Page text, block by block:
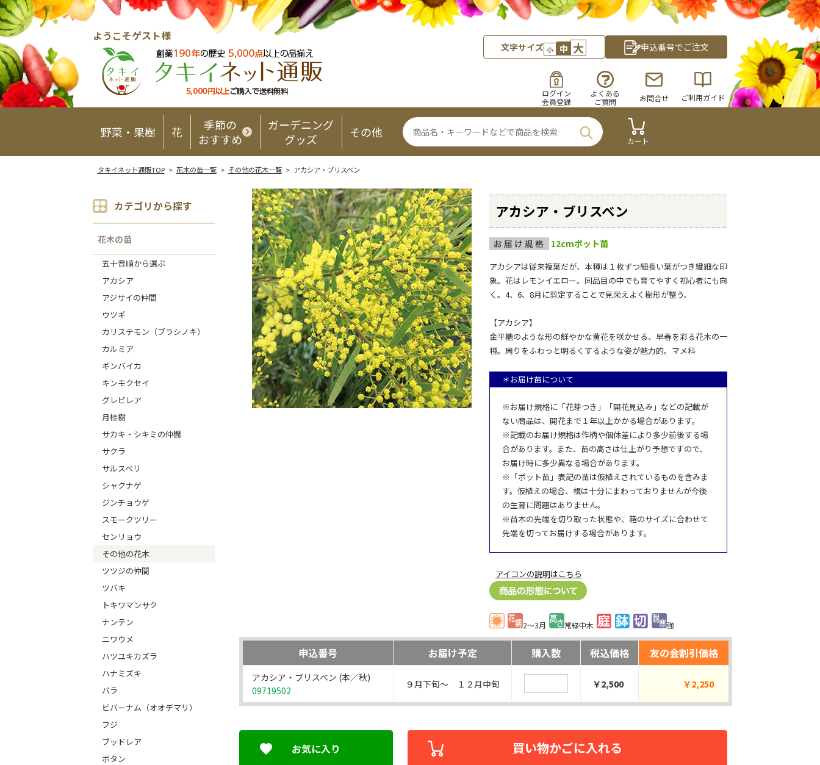
ようこそゲスト様
文字サイズ 小 中 大 申込番号でご注文
ログイン
会員登録
よくある
ご質問
お問合せ ご利用ガイド
野菜・果樹 花
季節の
おすすめ
ガーデニング
グッズ
その他
カート
タキイネット通販TOP> 花木の苗一覧> その他の花木一覧> アカシア・ブリスベン
カテゴリから探す
花木の苗
五十音順から選ぶ
アカシア
アジサイの仲間
ウツギ
カリステモン（ブラシノキ）
カルミア
ギンバイカ
キンモクセイ
グレビレア
月桂樹
サカキ・シキミの仲間
サクラ
サルスベリ
シャクナゲ
ジンチョウゲ
スモークツリー
センリョウ
その他の花木
ツツジの仲間
ツバキ
トキワマンサク
ナンテン
ニワウメ
ハツユキカズラ
ハナミズキ
バラ
ビバーナム（オオデマリ）
フジ
ブッドレア
ボタン
アカシア・ブリスベン
12cmポット苗
アカシアは従来複葉だが、本種は１枚ずつ細長い葉がつき繊細な印
象。花はレモンイエロー。同品目の中でも育てやすく初心者にも向
く。4、6、8月に剪定することで見栄えよく樹形が整う。
【アカシア】
金平糖のような形の鮮やかな黄花を咲かせる、早春を彩る花木の一
種。周りをふわっと明るくするような姿が魅力的。マメ科
＊お届け苗について
※お届け規格に「花芽つき」「開花見込み」などの記載が
ない商品は、開花まで１年以上かかる場合があります。
※記載のお届け規格は作柄や個体差により多少前後する場
合があります。また、苗の高さは仕上がり予想ですので、
お届け時に多少異なる場合があります。
※「ポット苗」表記の苗は仮植えされているものを含みま
す。仮植えの場合、根は十分にまわっておりませんが今後
の生育に問題はありません。
※苗木の先端を切り取った状態や、箱のサイズに合わせて
先端を切ってお届けする場合があります。
アイコンの説明はこちら
2～3月 常緑中木 強
申込番号 お届け予定 購入数 税込価格 友の会割引価格
アカシア・ブリスベン (本／秋)
09719502
９月下旬～ １２月中旬 ￥2,500 ￥2,250
お気に入り 買い物かごに入れる